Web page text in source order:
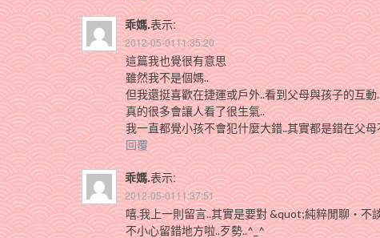
乖媽.表示:
2012-05-0111:35:20
這篇我也覺很有意思
雖然我不是個媽..
但我還挺喜歡在捷運或戶外..看到父母與孩子的互
真的很多會讓人看了很生氣..
我一直都覺小孩不會犯什麼大錯..其實都是錯在父
回覆
乖媽.表示:
2012-05-0111:37:51
嘻.我上一則留言..其實是要對 &quot;純粹閒聊‧不
不小心留錯地方啦..歹勢..^_^